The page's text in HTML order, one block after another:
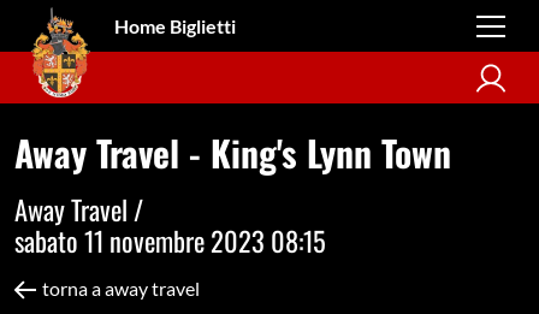
Home Biglietti
Away Travel - King's Lynn Town
Away Travel /
sabato 11 novembre 2023 08:15
torna a away travel